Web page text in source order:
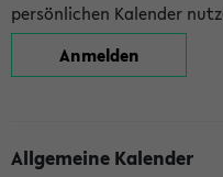
persönlichen Kalender
Anmelden
Allgemeine Kalender